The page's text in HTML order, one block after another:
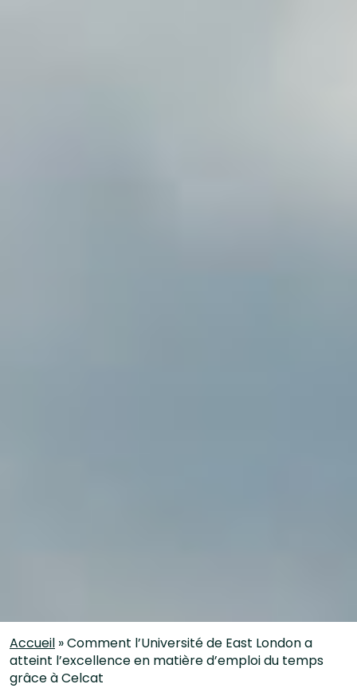
Accueil »Comment l’Université de East London a
atteint l’excellence en matière d’emploi du temps
grâce à Celcat